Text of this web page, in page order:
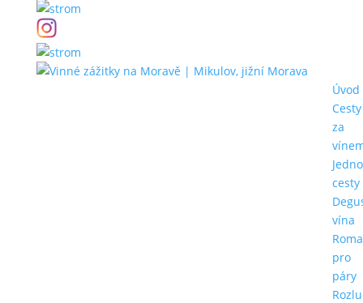
Úvod
Cesty
za
cesty
vína
pro
páry